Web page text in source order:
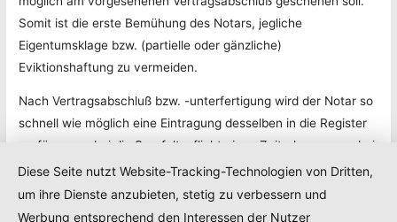
Somit ist die erste Bemühung des Notars, jegliche
Eigentumsklage bzw. (partielle oder gänzliche)
Eviktionshaftung zu vermeiden.
Nach Vertragsabschluß bzw. -unterfertigung wird der Notar so
schnell wie möglich eine Eintragung desselben in die Register
verfügen, wobei die Sorgfaltspflicht einen Zeitrahmen von drei
Tagen festlegt, danach tritt die Haftungspflicht des Notars in
Kraft. Durch die prompte Eintragung wird so weit wie möglich
auch eine Eviktion wegen eigener Handlungen des Verkäufers
Diese Seite nutzt Website-Tracking-Technologien von Dritten,
um ihre Dienste anzubieten, stetig zu verbessern und
Werbung entsprechend den Interessen der Nutzer